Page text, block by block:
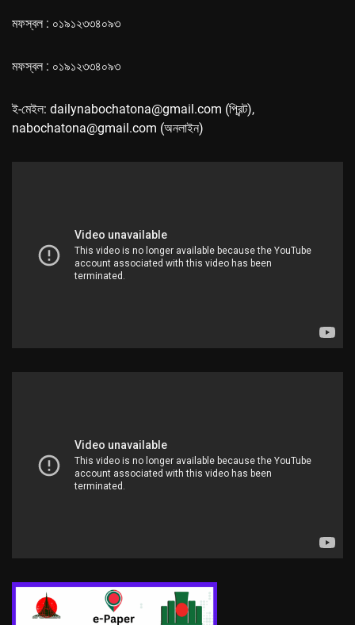
মফস্বল : ০১৯১২৩৩৪০৯৩
মফস্বল : ০১৯১২৩৩৪০৯৩
ই-মেইল: dailynabochatona@gmail.com (প্রিন্ট),
nabochatona@gmail.com (অনলাইন)